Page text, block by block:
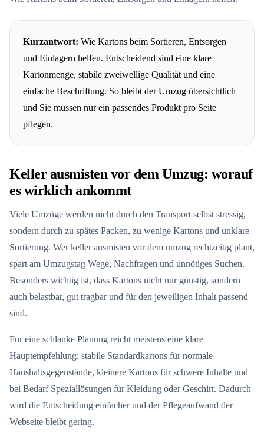
Kurzantwort: Wie Kartons beim Sortieren, Entsorgen
und Einlagern helfen. Entscheidend sind eine klare
Kartonmenge, stabile zweiwellige Qualität und eine
einfache Beschriftung. So bleibt der Umzug übersichtlich
und Sie müssen nur ein passendes Produkt pro Seite
pflegen.
Keller ausmisten vor dem Umzug: worauf
es wirklich ankommt
Viele Umzüge werden nicht durch den Transport selbst stressig,
sondern durch zu spätes Packen, zu wenige Kartons und unklare
Sortierung. Wer keller ausmisten vor dem umzug rechtzeitig plant,
spart am Umzugstag Wege, Nachfragen und unnötiges Suchen.
Besonders wichtig ist, dass Kartons nicht nur günstig, sondern
auch belastbar, gut tragbar und für den jeweiligen Inhalt passend
sind.
Für eine schlanke Planung reicht meistens eine klare
Hauptempfehlung: stabile Standardkartons für normale
Haushaltsgegenstände, kleinere Kartons für schwere Inhalte und
bei Bedarf Speziallösungen für Kleidung oder Geschirr. Dadurch
wird die Entscheidung einfacher und der Pflegeaufwand der
Webseite bleibt gering.